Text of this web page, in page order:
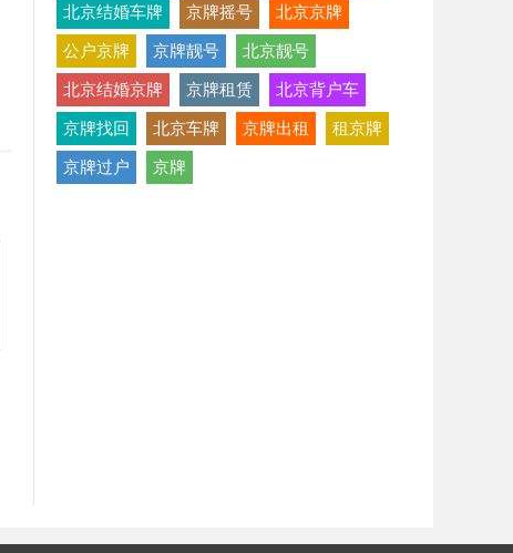
北京结婚车牌 京牌摇号 北京京牌
公户京牌 京牌靓号 北京靓号
北京结婚京牌 京牌租赁 北京背户车
京牌找回 北京车牌 京牌出租 租京牌
京牌过户 京牌